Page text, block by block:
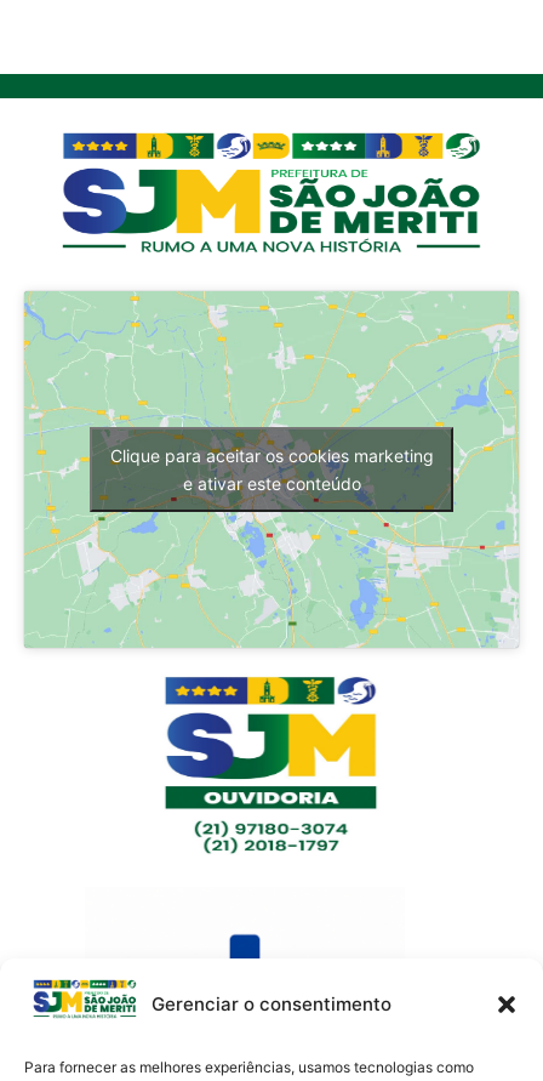
Gerenciar o consentimento
Para fornecer as melhores experiências, usamos tecnologias como
Clique para aceitar os cookies marketing
e ativar este conteúdo